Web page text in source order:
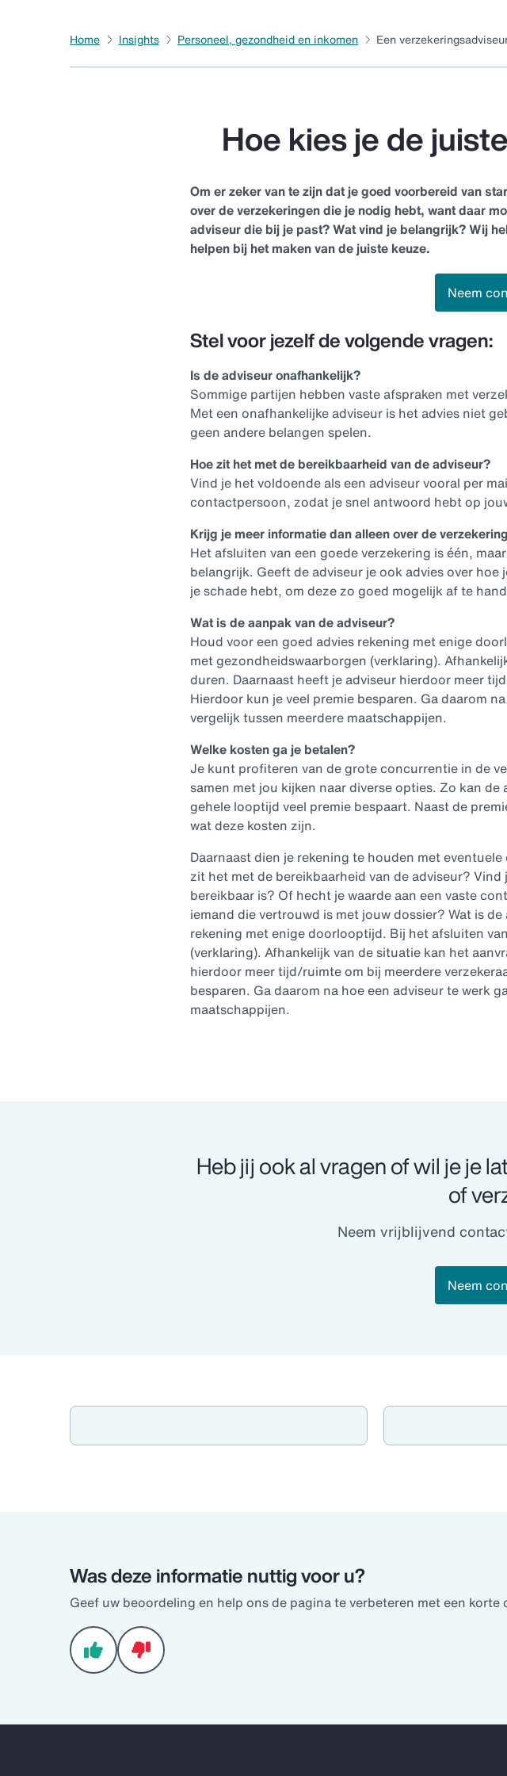
Home Insights Personeel, gezondheid en inkomen Een
Hoe kies je de
Om er zeker van te zijn dat je goed voorbereid van
over de verzekeringen die je nodig hebt, want daar
adviseur die bij je past? Wat vind je belangrijk? Wij
helpen bij het maken van de juiste keuze.
Neem
Stel voor jezelf de volgende vragen:
Is de adviseur onafhankelijk?
Sommige partijen hebben vaste afspraken met
Met een onafhankelijke adviseur is het advies niet
geen andere belangen spelen.
Hoe zit het met de bereikbaarheid van de adviseur?
Vind je het voldoende als een adviseur vooral per
contactpersoon, zodat je snel antwoord hebt op
Krijg je meer informatie dan alleen over de
Het afsluiten van een goede verzekering is één,
belangrijk. Geeft de adviseur je ook advies over
je schade hebt, om deze zo goed mogelijk af te
Wat is de aanpak van de adviseur?
Houd voor een goed advies rekening met enige
met gezondheidswaarborgen (verklaring).
duren. Daarnaast heeft je adviseur hierdoor meer
Hierdoor kun je veel premie besparen. Ga daarom
vergelijk tussen meerdere maatschappijen.
Welke kosten ga je betalen?
Je kunt profiteren van de grote concurrentie in de
samen met jou kijken naar diverse opties. Zo kan
gehele looptijd veel premie bespaart. Naast de
wat deze kosten zijn.
Daarnaast dien je rekening te houden met
zit het met de bereikbaarheid van de adviseur?
bereikbaar is? Of hecht je waarde aan een vaste
iemand die vertrouwd is met jouw dossier? Wat is
rekening met enige doorlooptijd. Bij het afsluiten
(verklaring). Afhankelijk van de situatie kan het
hierdoor meer tijd/ruimte om bij meerdere
besparen. Ga daarom na hoe een adviseur te werk
maatschappijen.
Heb jij ook al vragen of wil je je
of
Neem vrijblijvend
Neem
Was deze informatie nuttig voor u?
Geef uw beoordeling en help ons de pagina te verbeteren met een korte